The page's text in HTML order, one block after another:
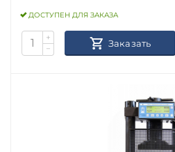
ДОСТУПЕН ДЛЯ ЗАКАЗА
+
−
Заказать